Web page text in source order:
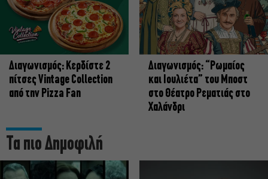
Διαγωνισμός: Κερδίστε 2
πίτσες Vintage Collection
από την Pizza Fan
Διαγωνισμός: “Ρωμαίος
και Ιουλιέτα” του Μποστ
στο Θέατρο Ρεματιάς στο
Χαλάνδρι
Τα πιο Δημοφιλή